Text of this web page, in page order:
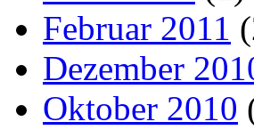
Februar 2011
Dezember
Oktober 2010